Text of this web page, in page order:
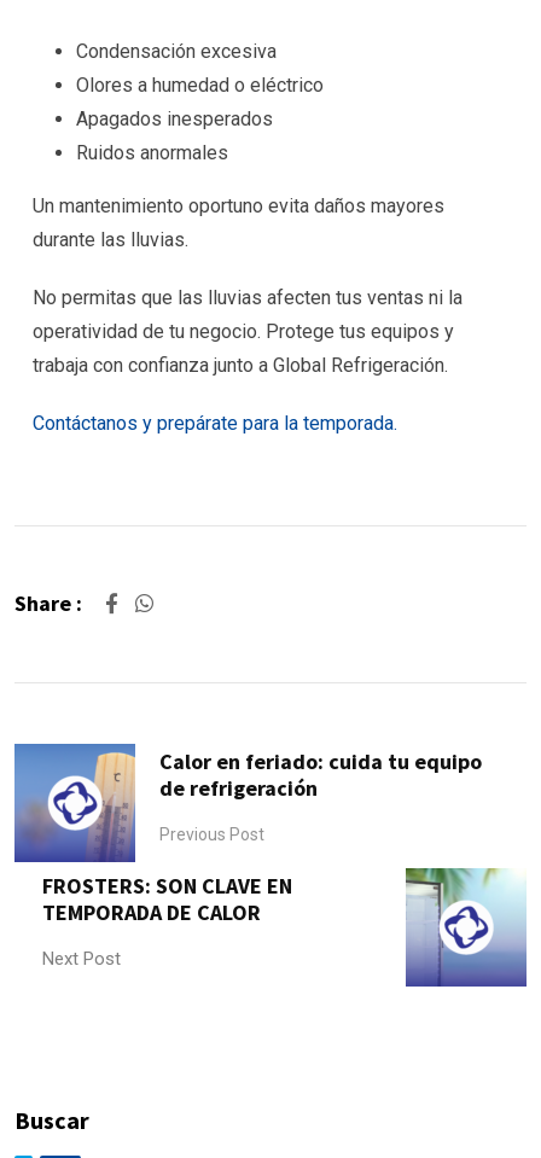
Condensación excesiva
Olores a humedad o eléctrico
Apagados inesperados
Ruidos anormales
Un mantenimiento oportuno evita daños mayores
durante las lluvias.
No permitas que las lluvias afecten tus ventas ni la
operatividad de tu negocio. Protege tus equipos y
trabaja con confianza junto a Global Refrigeración.
Contáctanos y prepárate para la temporada.
Share :
Calor en feriado: cuida tu equipo
de refrigeración
Previous Post
FROSTERS: SON CLAVE EN
TEMPORADA DE CALOR
Next Post
Buscar